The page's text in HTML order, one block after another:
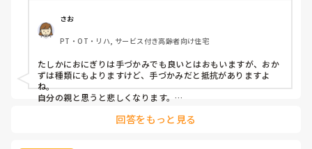
かずの手づかみは、どうかなと思うのですが、皆さんはどう
思われますか？私は、自分の母親が手づかみで食べてるのを
見たら、悲しくなります…職員さん、介助して下さいと思っ
てしまいます…
さお
PT・OT・リハ, サービス付き高齢者向け住宅
たしかにおにぎりは手づかみでも良いとはおもいますが、おか
ずは種類にもよりますけど、手づかみだと抵抗がありますよ
ね。
自分の親と思うと悲しくなります。
どうなんでしょうか？とろみつけてたりするのを手づかみは抵
回答をもっと見る